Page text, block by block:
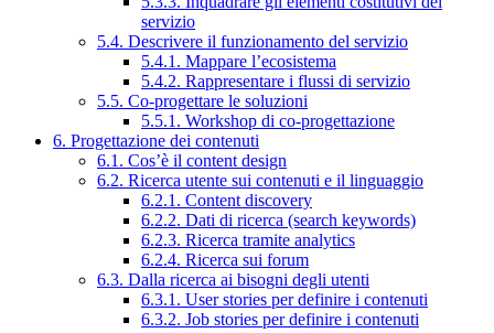
servizio
5.4. Descrivere il funzionamento del servizio
5.4.1. Mappare l’ecosistema
5.4.2. Rappresentare i flussi di servizio
5.5. Co-progettare le soluzioni
5.5.1. Workshop di co-progettazione
6. Progettazione dei contenuti
6.1. Cos’è il content design
6.2. Ricerca utente sui contenuti e il linguaggio
6.2.1. Content discovery
6.2.2. Dati di ricerca (search keywords)
6.2.3. Ricerca tramite analytics
6.2.4. Ricerca sui forum
6.3. Dalla ricerca ai bisogni degli utenti
6.3.1. User stories per definire i contenuti
6.3.2. Job stories per definire i contenuti